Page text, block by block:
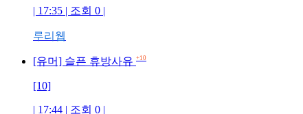
| 17:35 | 조회 0 |
루리웹
[유머] 슬픈 휴방사유 +10
[10]
| 17:44 | 조회 0 |